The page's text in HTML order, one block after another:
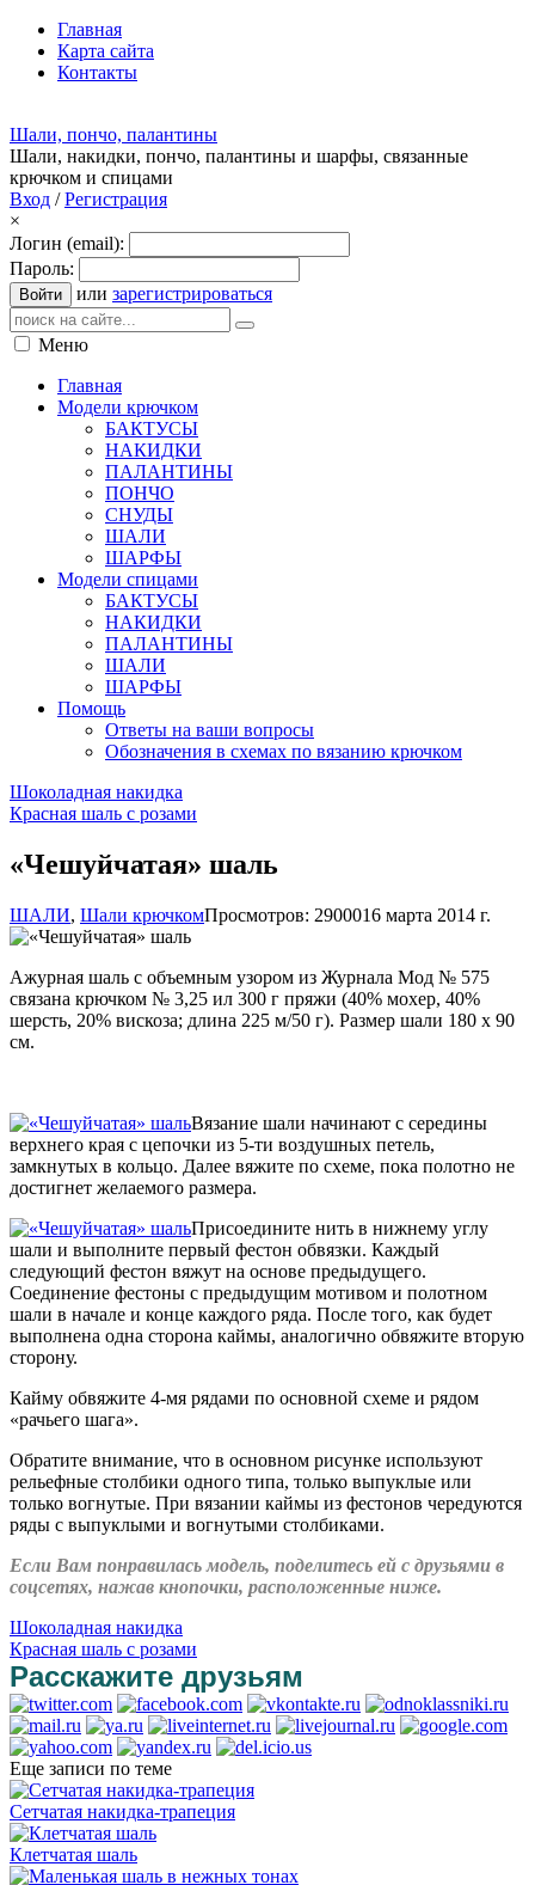
Главная
Карта сайта
Контакты
Шали, пончо, палантины
Шали, накидки, пончо, палантины и шарфы, связанные
крючком и спицами
Вход /Регистрация
×
Логин (email):
Пароль:
Войти или зарегистрироваться
Меню
Главная
Модели крючком
БАКТУСЫ
НАКИДКИ
ПАЛАНТИНЫ
ПОНЧО
СНУДЫ
ШАЛИ
ШАРФЫ
Модели спицами
БАКТУСЫ
НАКИДКИ
ПАЛАНТИНЫ
ШАЛИ
ШАРФЫ
Помощь
Ответы на ваши вопросы
Обозначения в схемах по вязанию крючком
Шоколадная накидка
Красная шаль с розами
«Чешуйчатая» шаль
ШАЛИ, Шали крючкомПросмотров: 2900016 марта 2014 г.
Ажурная шаль с объемным узором из Журнала Мод № 575
связана крючком № 3,25 ил 300 г пряжи (40% мохер, 40%
шерсть, 20% вискоза; длина 225 м/50 г). Размер шали 180 х 90
см.
Вязание шали начинают с середины
верхнего края с цепочки из 5-ти воздушных петель,
замкнутых в кольцо. Далее вяжите по схеме, пока полотно не
достигнет желаемого размера.
Присоедините нить в нижнему углу
шали и выполните первый фестон обвязки. Каждый
следующий фестон вяжут на основе предыдущего.
Соединение фестоны с предыдущим мотивом и полотном
шали в начале и конце каждого ряда. После того, как будет
выполнена одна сторона каймы, аналогично обвяжите вторую
сторону.
Кайму обвяжите 4-мя рядами по основной схеме и рядом
«рачьего шага».
Обратите внимание, что в основном рисунке используют
рельефные столбики одного типа, только выпуклые или
только вогнутые. При вязании каймы из фестонов чередуются
ряды с выпуклыми и вогнутыми столбиками.
Если Вам понравилась модель, поделитесь ей с друзьями в
соцсетях, нажав кнопочки, расположенные ниже.
Шоколадная накидка
Красная шаль с розами
Расскажите друзьям
Еще записи по теме
Сетчатая накидка-трапеция
Клетчатая шаль